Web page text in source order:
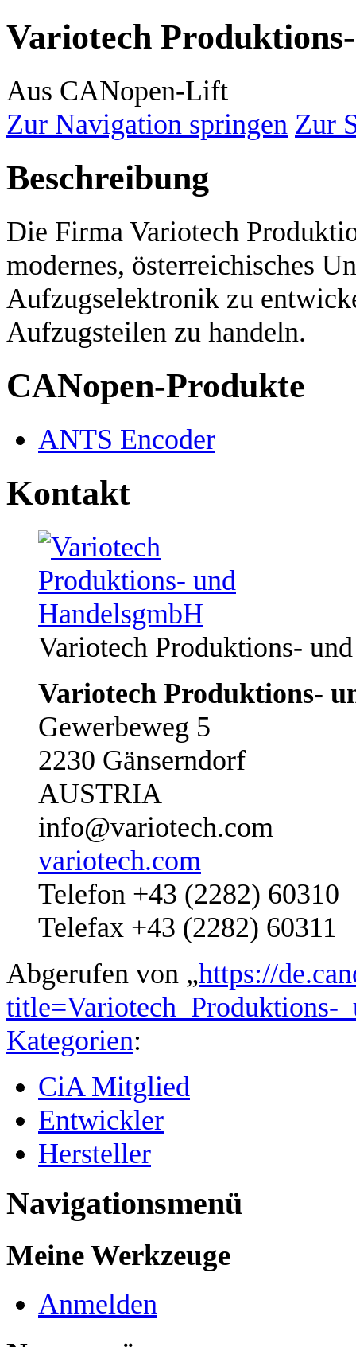
Variotech
Aus CANopen-Lift
Zur Navigation springen Zur
Beschreibung
Die Firma Variotech
modernes, österreichisches
Aufzugselektronik zu
Aufzugsteilen zu handeln.
CANopen-Produkte
ANTS Encoder
Kontakt
Variotech Produktions-
Variotech Produktions-
Gewerbeweg 5
2230 Gänserndorf
AUSTRIA
info@variotech.com
variotech.com
Telefon +43 (2282) 60310
Telefax +43 (2282) 60311
Abgerufen von „https://
title=Variotech_Produktions-
Kategorien:
CiA Mitglied
Entwickler
Hersteller
Navigationsmenü
Meine Werkzeuge
Anmelden